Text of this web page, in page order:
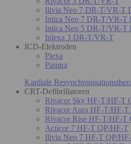
Ilivia Neo 7 DR-T/VR-T
Intica Neo 7 DR-T/VR-
Intica Neo 5 DR-T/VR-
Inlexa 3 DR-T/VR-T
ICD-Elektroden
Plexa
Pamira
Kardiale
CRT-Defibrillatoren
Rivacor Sky HF-T/HF-T
Rivacor Aura HF-T/HF-T
Rivacor Rise HF-T/HF-T
Acticor 7 HF-T QP/HF-T
Ilivia Neo 7 HF-T QP/